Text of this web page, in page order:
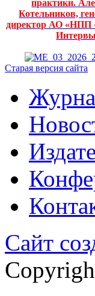
практики.
Котельников,
директор АО
Старая версия сайта
Сайт